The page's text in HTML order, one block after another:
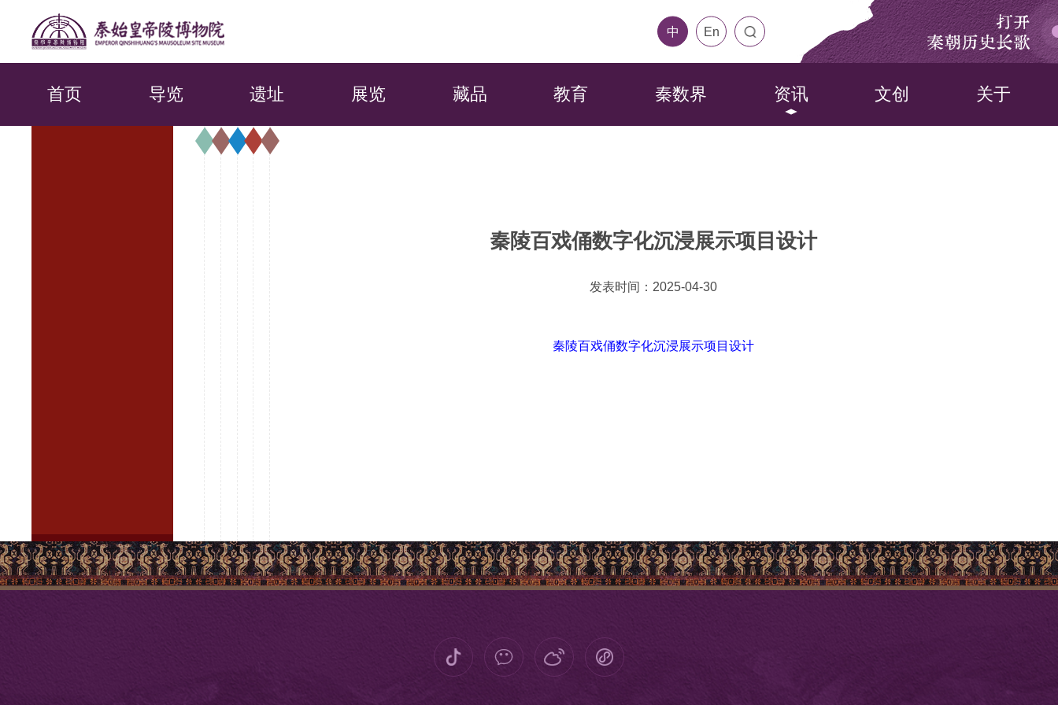
打开
秦朝历史长歌
中 En
首页 导览 遗址 展览 藏品 教育 秦数界 资讯 文创 关于
秦陵百戏俑数字化沉浸展示项目设计
发表时间：2025-04-30
秦陵百戏俑数字化沉浸展示项目设计